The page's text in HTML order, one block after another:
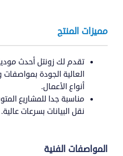
مميزات المنتج
تقدم لك زونتل أحدث
العالية الجودة
أنواع الأعمال.
مناسبة جدا للمشاريع
نقل البيانات بسرعات عالية.
المواصفات الفنية